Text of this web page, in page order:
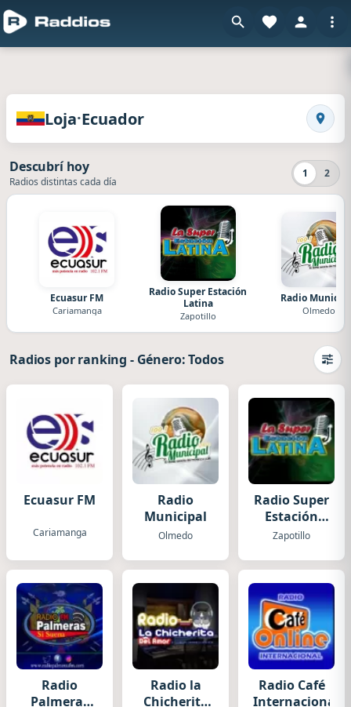
Radios de Loja · Ecuadoren Raddios
Loja·Ecuador
1 2
Descubrí hoy
Radios distintas cada día
Ecuasur FM
Cariamanga
Radio Super Estación
Latina
Zapotillo
Radio
Olmedo
Radios por ranking - Género: Todos
Ecuasur FM
Cariamanga
Radio
Municipal
Olmedo
Radio Super
Estación
Latina
Zapotillo
Radio
Palmeras
Radio la
Chicherita
Radio Café
Internacional